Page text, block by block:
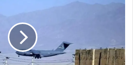
به
بگرام